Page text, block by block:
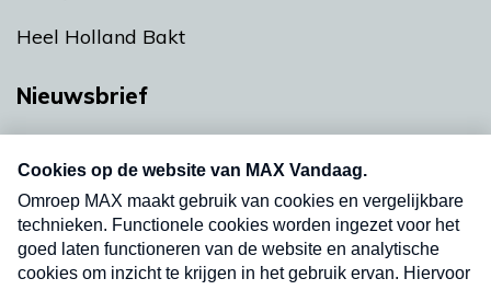
Heel Holland Bakt
Nieuwsbrief
Neem hier een gratis abonnement op onze
nieuwsbrief. Elke vrijdag- en dinsdagochtend in
uw mailbox.
Verzend